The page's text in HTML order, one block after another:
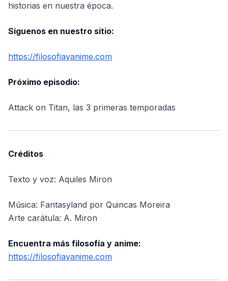
historias en nuestra época.
Síguenos en nuestro sitio:
https://filosofiayanime.com
Próximo episodio:
Attack on Titan, las 3 primeras temporadas
Créditos
Texto y voz: Aquiles Miron
Música: Fantasyland por Quincas Moreira
Arte carátula: A. Miron
Encuentra más filosofía y anime:
https://filosofiayanime.com